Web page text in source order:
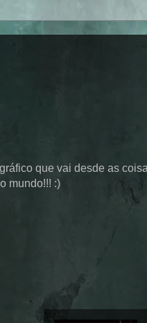
que vai desde as
mundo!!! :)